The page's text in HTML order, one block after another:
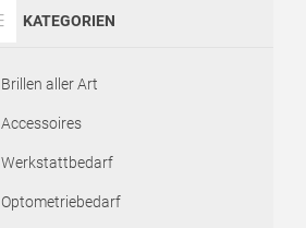
KATEGORIEN
Brillen aller Art
Accessoires
Werkstattbedarf
Optometriebedarf